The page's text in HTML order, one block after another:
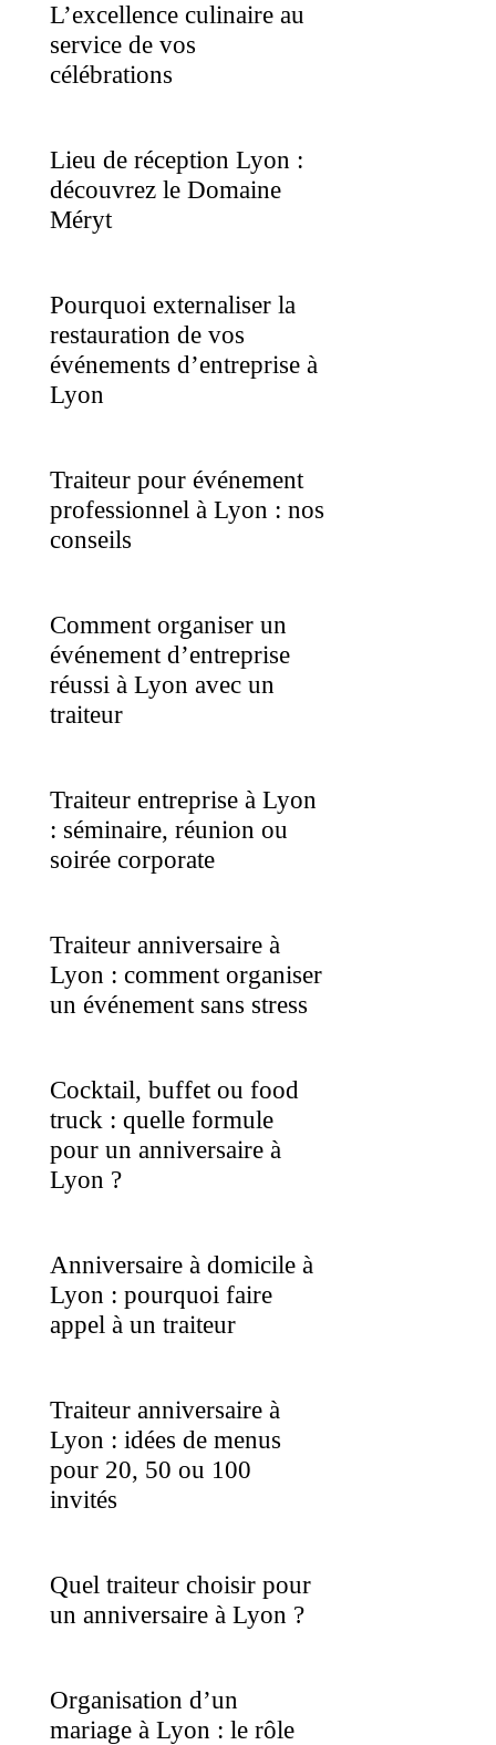
L’excellence culinaire au
service de vos
célébrations
Lieu de réception Lyon :
découvrez le Domaine
Méryt
Pourquoi externaliser la
restauration de vos
événements d’entreprise à
Lyon
Traiteur pour événement
professionnel à Lyon : nos
conseils
Comment organiser un
événement d’entreprise
réussi à Lyon avec un
traiteur
Traiteur entreprise à Lyon
: séminaire, réunion ou
soirée corporate
Traiteur anniversaire à
Lyon : comment organiser
un événement sans stress
Cocktail, buffet ou food
truck : quelle formule
pour un anniversaire à
Lyon ?
Anniversaire à domicile à
Lyon : pourquoi faire
appel à un traiteur
Traiteur anniversaire à
Lyon : idées de menus
pour 20, 50 ou 100
invités
Quel traiteur choisir pour
un anniversaire à Lyon ?
Organisation d’un
mariage à Lyon : le rôle